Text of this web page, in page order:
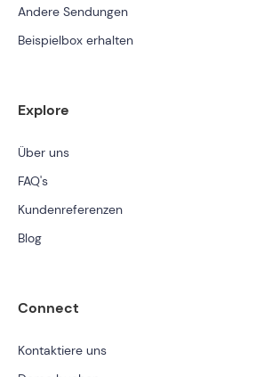
Andere Sendungen
Beispielbox erhalten
Explore
Über uns
FAQ's
Kundenreferenzen
Blog
Connect
Kontaktiere uns